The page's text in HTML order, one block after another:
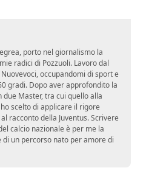
porto nel giornalismo la
radici di Pozzuoli. Lavoro dal
occupandomi di sport e
gradi. Dopo aver approfondito la
due Master, tra cui quello alla
scelto di applicare il rigore
racconto della Juventus. Scrivere
calcio nazionale è per me la
di un percorso nato per amore di